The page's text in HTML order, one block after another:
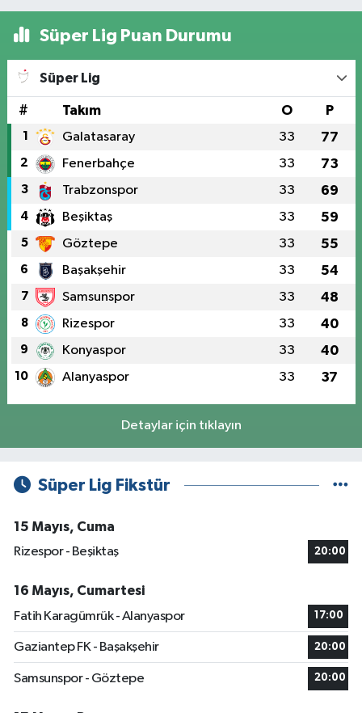
Süper Lig Puan Durumu
Süper Lig
# Takım O P
1 Galatasaray 33 77
2 Fenerbahçe 33 73
3 Trabzonspor 33 69
4 Beşiktaş 33 59
5 Göztepe 33 55
6 Başakşehir 33 54
7 Samsunspor 33 48
8 Rizespor 33 40
9 Konyaspor 33 40
10 Alanyaspor 33 37
Detaylar için tıklayın
Süper Lig Fikstür
15 Mayıs, Cuma
Rizespor - Beşiktaş
20:00
16 Mayıs, Cumartesi
Fatih Karagümrük - Alanyaspor
17:00
Gaziantep FK - Başakşehir 20:00
Samsunspor - Göztepe 20:00